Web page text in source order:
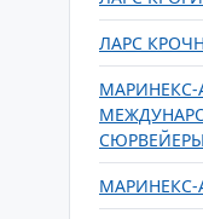
ЛАРС
СЮРВЕЙЕРЫ